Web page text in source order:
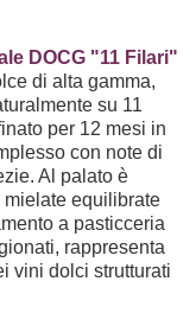
DOCG "11 Filari"
di alta gamma,
su 11
per 12 mesi in
con note di
Al palato è
equilibrate
a pasticceria
rappresenta
vini dolci strutturati